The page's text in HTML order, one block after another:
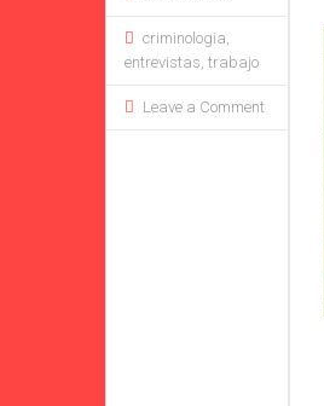
criminologia,
entrevistas, trabajo
Leave a Comment